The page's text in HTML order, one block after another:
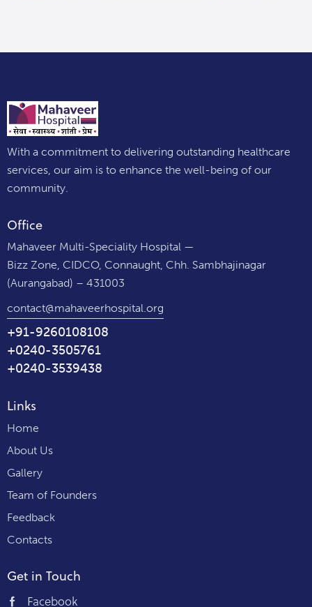
With a commitment to delivering outstanding healthcare
services, our aim is to enhance the well-being of our
community.
Office
Mahaveer Multi-Speciality Hospital —
Bizz Zone, CIDCO, Connaught, Chh. Sambhajinagar
(Aurangabad) – 431003
contact@mahaveerhospital.org
+91-9260108108
+0240-3505761
+0240-3539438
Links
Home
About Us
Gallery
Team of Founders
Feedback
Contacts
Get in Touch
Facebook